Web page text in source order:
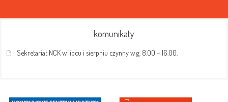
komunikaty
Sekretariat NCK w lipcu i sierpniu czynny w g. 8.00 – 16.00.